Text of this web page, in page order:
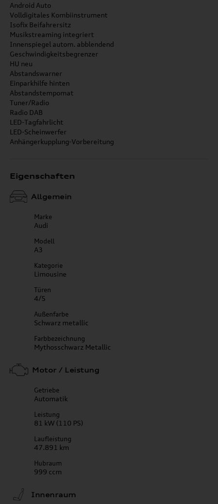
Android Auto
Volldigitales Kombiinstrument
Isofix Beifahrersitz
Musikstreaming integriert
Innenspiegel autom. abblendend
Geschwindigkeitsbegrenzer
HU neu
Abstandswarner
Einparkhilfe hinten
Abstandstempomat
Tuner/Radio
Radio DAB
LED-Tagfahrlicht
LED-Scheinwerfer
Anhängerkupplung-Vorbereitung
Eigenschaften
Allgemein
Marke
Audi
Modell
A3
Kategorie
Limousine
Türen
4/5
Außenfarbe
Schwarz metallic
Farbbezeichnung
Mythosschwarz Metallic
Motor / Leistung
Getriebe
Automatik
Leistung
81 kW (110 PS)
Laufleistung
47.891 km
Hubraum
999 ccm
Innenraum